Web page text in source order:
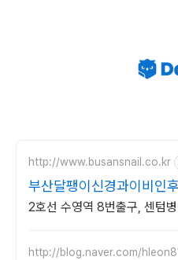
http://www.busansnail.co.kr
부산달팽이신경과이비인
2호선 수영역 8번출구, 센텀
http://blog.naver.com/